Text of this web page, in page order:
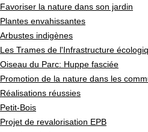
Favoriser la nature dans son jardin
Plantes envahissantes
Arbustes indigènes
Les Trames de l'Infrastructure
Oiseau du Parc: Huppe fasciée
Promotion de la nature dans les
Réalisations réussies
Petit-Bois
Projet de revalorisation EPB